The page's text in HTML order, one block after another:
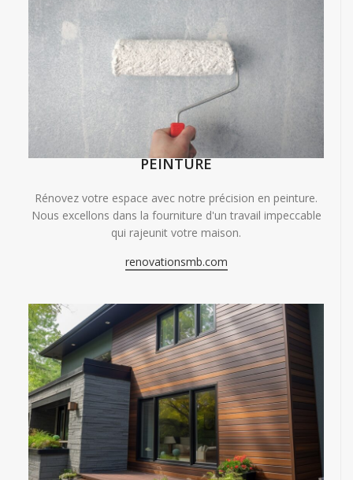
PEINTURE
Rénovez votre espace avec notre précision en peinture.
Nous excellons dans la fourniture d'un travail impeccable
qui rajeunit votre maison.
renovationsmb.com